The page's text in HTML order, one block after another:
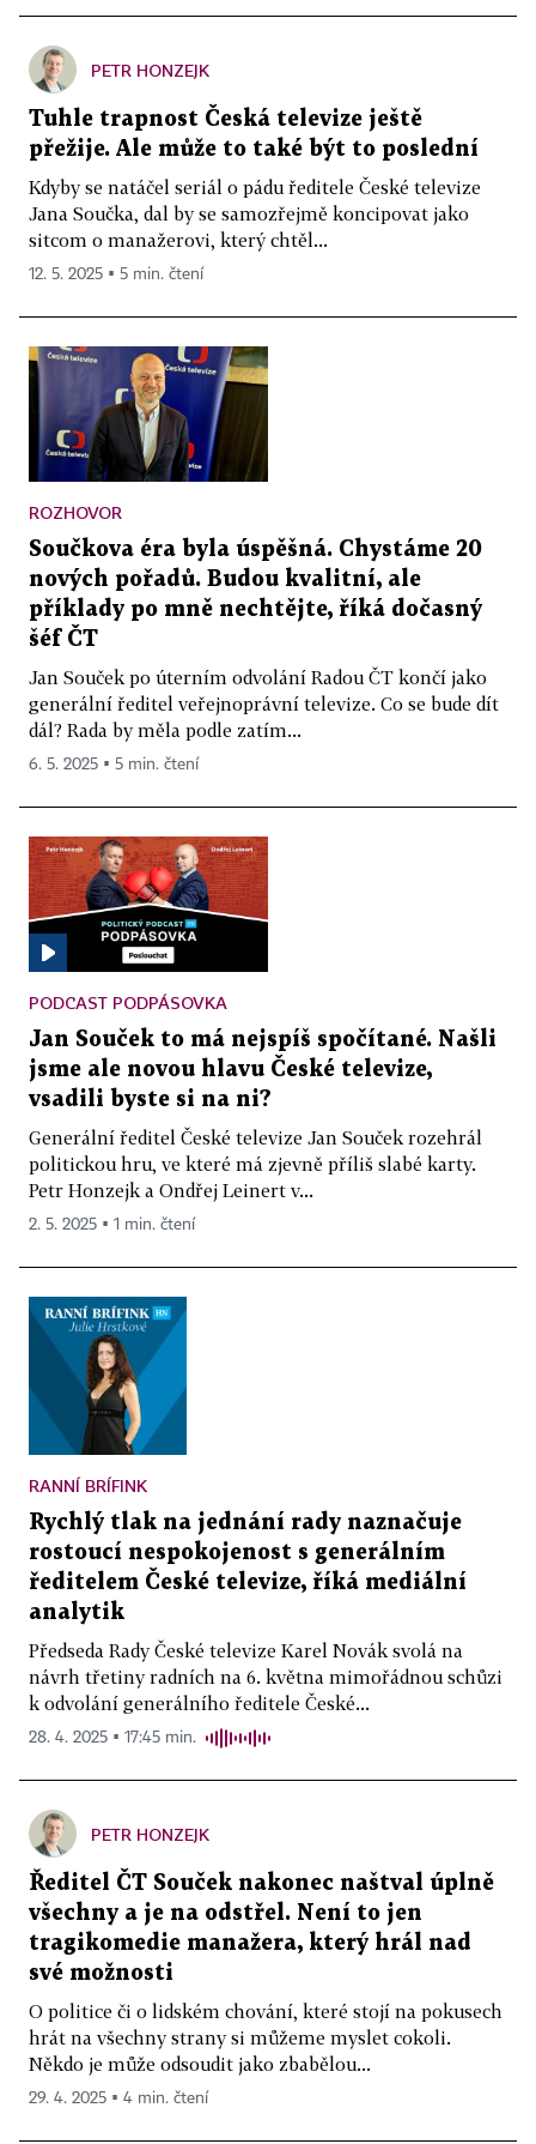
PETR HONZEJK
Tuhle trapnost Česká televize ještě
přežije. Ale může to také být to poslední
Kdyby se natáčel seriál o pádu ředitele České televize
Jana Součka, dal by se samozřejmě koncipovat jako
sitcom o manažerovi, který chtěl...
12. 5. 2025 ▪ 5 min. čtení
ROZHOVOR
Součkova éra byla úspěšná. Chystáme 20
nových pořadů. Budou kvalitní, ale
příklady po mně nechtějte, říká dočasný
šéf ČT
Jan Souček po úterním odvolání Radou ČT končí jako
generální ředitel veřejnoprávní televize. Co se bude dít
dál? Rada by měla podle zatím...
6. 5. 2025 ▪ 5 min. čtení
PODCAST PODPÁSOVKA
Jan Souček to má nejspíš spočítané. Našli
jsme ale novou hlavu České televize,
vsadili byste si na ni?
Generální ředitel České televize Jan Souček rozehrál
politickou hru, ve které má zjevně příliš slabé karty.
Petr Honzejk a Ondřej Leinert v...
2. 5. 2025 ▪ 1 min. čtení
RANNÍ BRÍFINK
Rychlý tlak na jednání rady naznačuje
rostoucí nespokojenost s generálním
ředitelem České televize, říká mediální
analytik
Předseda Rady České televize Karel Novák svolá na
návrh třetiny radních na 6. května mimořádnou schůzi
k odvolání generálního ředitele České...
28. 4. 2025 ▪ 17:45 min.
PETR HONZEJK
Ředitel ČT Souček nakonec naštval úplně
všechny a je na odstřel. Není to jen
tragikomedie manažera, který hrál nad
své možnosti
O politice či o lidském chování, které stojí na pokusech
hrát na všechny strany si můžeme myslet cokoli.
Někdo je může odsoudit jako zbabělou...
29. 4. 2025 ▪ 4 min. čtení